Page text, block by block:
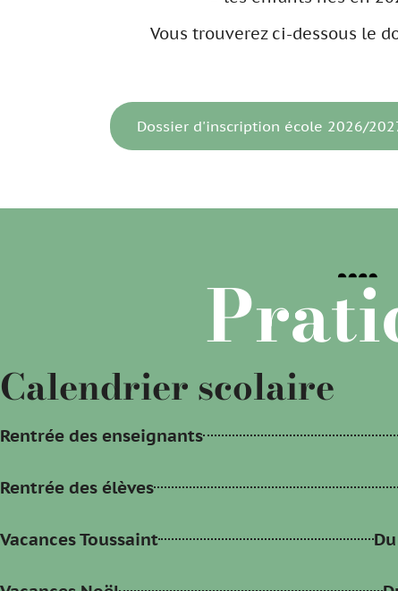
Vous trouverez ci-dessous le
Dossier d'inscription école 2026/
Calendrier scolaire
Rentrée des enseignants
Rentrée des élèves
Vacances Toussaint